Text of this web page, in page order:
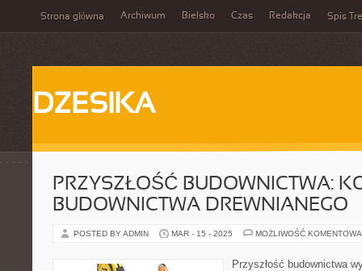
Strona główna Archiwum Bielsko Czas Redakcja Spis
DZESIKA
PRZYSZŁOŚĆ BUDOWNICTWA:
BUDOWNICTWA DREWNIANEGO
POSTED BY ADMIN MAR - 15 - 2025 MOŻLIWOŚĆ
Przyszłość budownictwa